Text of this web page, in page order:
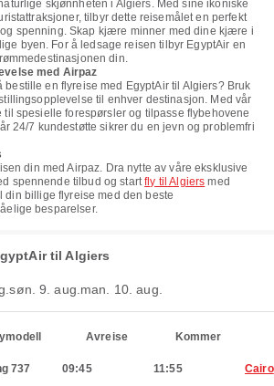
skjønnheten i Algiers. Med sine ikoniske
tilbyr dette reisemålet en perfekt
spenning. Skap kjære minner med dine kjære i
byen. For å ledsage reisen tilbyr EgyptAir en
din.
med Airpaz
bestille en flyreise med EgyptAir til Algiers? Bruk
til enhver destinasjon. Med vår
til spesielle forespørsler og tilpasse flybehovene
24/7 kundestøtte sikrer du en jevn og problemfri
din med Airpaz. Dra nytte av våre eksklusive
spennende tilbud og startfly til Algiers med
din billige flyreise med den beste
besparelser.
til Algiers
søn. 9. aug. man. 10. aug.
Avreise Kommer
737 09:45 11:55 Cairo